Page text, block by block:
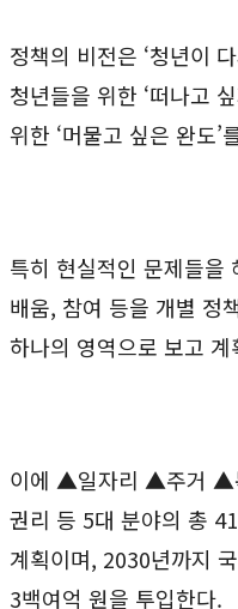
정책의 비전은 ‘청년이
청년들을 위한 ‘떠나고
위한 ‘머물고 싶은 완도
특히 현실적인 문제들을
배움, 참여 등을 개별 정
하나의 영역으로 보고
이에 ▲일자리 ▲주거 ▲
권리 등 5대 분야의 총
계획이며, 2030년까지
3백여억 원을 투입한다.